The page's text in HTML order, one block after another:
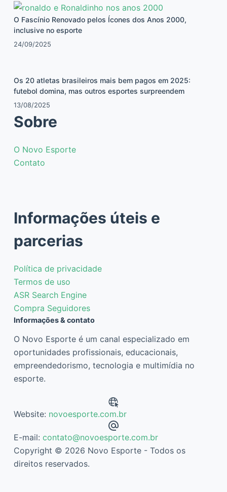
O Fascínio Renovado pelos Ícones dos Anos 2000,
inclusive no esporte
24/09/2025
Os 20 atletas brasileiros mais bem pagos em 2025:
futebol domina, mas outros esportes surpreendem
13/08/2025
Sobre
O Novo Esporte
Contato
Informações úteis e
parcerias
Política de privacidade
Termos de uso
ASR Search Engine
Compra Seguidores
Informações & contato
O Novo Esporte é um canal especializado em
oportunidades profissionais, educacionais,
empreendedorismo, tecnologia e multimídia no
esporte.
Website: novoesporte.com.br
E-mail: contato@novoesporte.com.br
Copyright © 2026 Novo Esporte - Todos os
direitos reservados.